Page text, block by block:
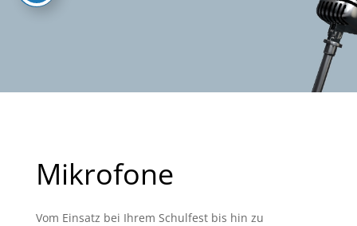
Mikrofone
Vom Einsatz bei Ihrem Schulfest bis hin zu